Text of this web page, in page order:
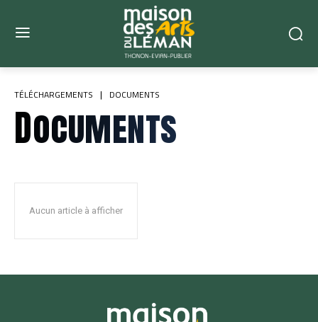
TÉLÉCHARGEMENTS DOCUMENTS
Documents
Aucun article à afficher